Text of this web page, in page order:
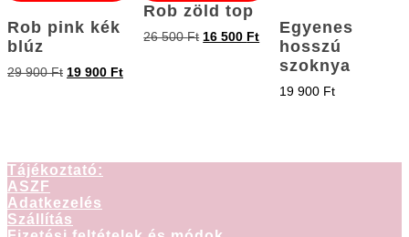
Rob pink kék
blúz
29 900Ft 19 900 Ft
Rob zöld top
26 500Ft 16 500 Ft
Egyenes
hosszú
szoknya
19 900 Ft
Tájékoztató:
ASZF
Adatkezelés
Szállítás